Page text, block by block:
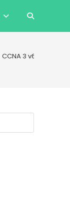
ALTERNAR
LA
CCNA 3 v6 Capitulo
Escape